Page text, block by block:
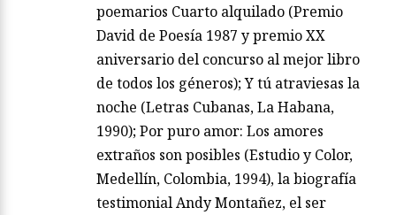
poemarios Cuarto alquilado (Premio
David de Poesía 1987 y premio XX
aniversario del concurso al mejor libro
de todos los géneros); Y tú atraviesas la
noche (Letras Cubanas, La Habana,
1990); Por puro amor: Los amores
extraños son posibles (Estudio y Color,
Medellín, Colombia, 1994), la biografía
testimonial Andy Montañez, el ser